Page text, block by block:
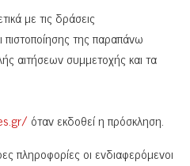
με τις δράσεις
πιστοποίησης της παραπάνω
αιτήσεων συμμετοχής και τα
όταν εκδοθεί η πρόσκληση.
πληροφορίες οι ενδιαφερόμενοι